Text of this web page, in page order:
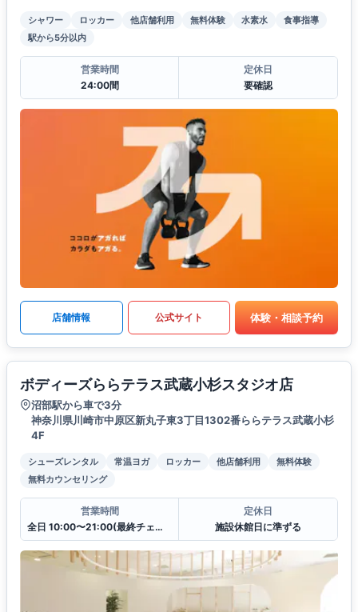
シャワー ロッカー 他店舗利用 無料体験 水素水
食事指導
駅から5分以内
営業時間
24:00間
定休日
要確認
店舗情報 公式サイト 体験・相談予約
ボディーズららテラス武蔵小杉スタジオ店
沼部駅から車で3分
神奈川県川崎市中原区新丸子東3丁目1302番ららテラス武蔵小杉
4F
シューズレンタル 常温ヨガ ロッカー 他店舗利用
無料体験
無料カウンセリング
営業時間
全日 10:00〜21:00(最終チェックイン20:30)
定休日
施設休館日に準ずる